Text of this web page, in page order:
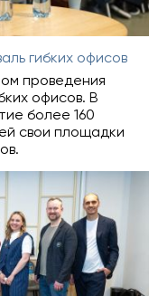
гибких офисов
проведения
офисов. В
более 160
свои площадки